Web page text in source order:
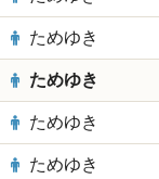
ためゆき
ためゆき
ためゆき
ためゆき